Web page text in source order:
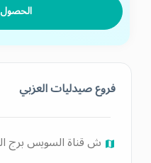
فروع صيدليات العزبي
ش قناة السويس برج